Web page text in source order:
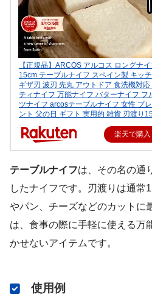
【正規品】ARCOS アルコス ロングナイ
15cm テーブルナイフ スペイン製 キッ
ギザ刃 波刃 先丸 アウトドア 食洗機対応
ティナイフ 万能ナイフ バターナイフ フ
ツナイフ arcosテーブルナイフ 女性 プ
ント 父の日 ギフト 実用的 雑貨 刃渡り
楽天で購入
テーブルナイフは、その名の通
したナイフです。刃渡りは通常
やパン、チーズなどのカットに
は、食事の際に手軽に使える万
かせないアイテムです。
使用例